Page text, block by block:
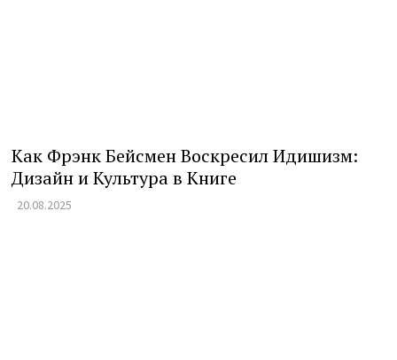
Как Фрэнк Бейсмен Воскресил Идишизм:
Дизайн и Культура в Книге
20.08.2025